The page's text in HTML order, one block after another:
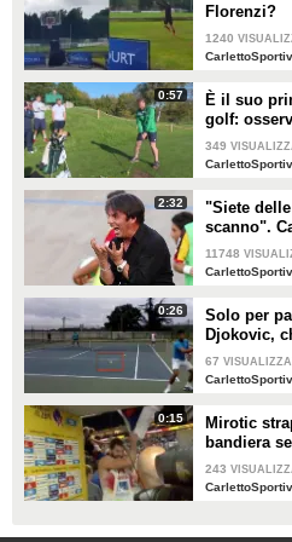
Florenzi?
1240
0:57
È il suo
golf:
349
2:32
"Siete
scanno".
scaglia
calciatori
11748
0:26
Solo per
Djokovic,
67
0:15
Mirotic
bandiera
Europei
sconfitta
243